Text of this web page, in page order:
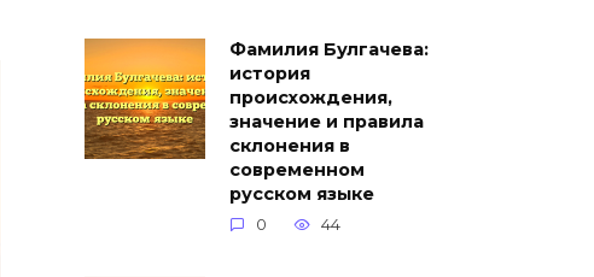
Фамилия Булгачева:
история
происхождения,
значение и правила
склонения в
современном
русском языке
0 44